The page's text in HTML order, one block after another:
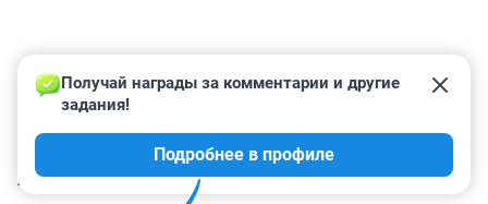
КОММЕНТАРИИ 13
Получай награды за комментарии и другие
задания!
Подробнее в профиле